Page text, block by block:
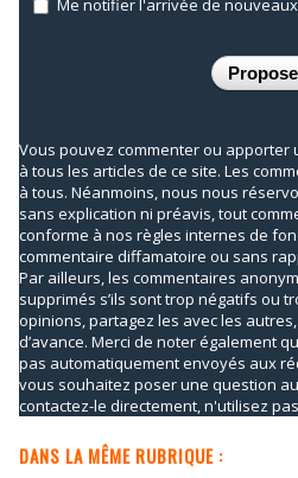
Me notifier l'arrivée de
Vous pouvez commenter ou apporter
à tous les articles de ce site. Les
à tous. Néanmoins, nous nous
sans explication ni préavis, tout
conforme à nos règles internes de
commentaire diffamatoire ou sans
Par ailleurs, les commentaires
supprimés s’ils sont trop négatifs ou
opinions, partagez les avec les
d’avance. Merci de noter également
pas automatiquement envoyés aux
vous souhaitez poser une question
contactez-le directement, n'utilisez
DANS LA MÊME RUBRIQUE :